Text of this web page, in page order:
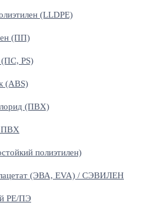
(LLDPE)
(ПП)
(ПС, PS)
(ABS)
(ПВХ)
ПВХ
полиэтилен)
(ЭВА, EVA) / СЭВИЛЕН
PE/ПЭ